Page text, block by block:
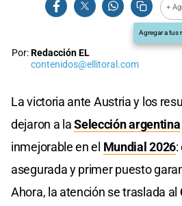
+
Agregar a tus
Por:Redacción EL
contenidos@ellitoral.com
La victoria ante Austria y los
dejaron a laSelección argentina
inmejorable en el Mundial 2026:
asegurada y primer puesto
Ahora, la atención se traslada al